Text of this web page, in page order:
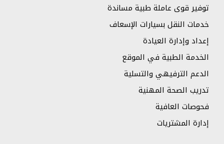
توفير قوى عاملة طبية مساندة
خدمات النقل بسيارات الإسعاف
إعداد وإدارة العيادة
الخدمة الطبية في الموقع
الدعم الترفيهي والتسلية
تدريب الصحة المهنية
فحوصات العافية
إدارة المشتريات